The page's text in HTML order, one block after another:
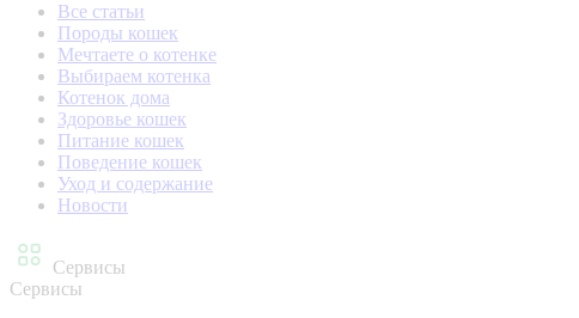
Все статьи
Породы кошек
Мечтаете о котенке
Выбираем котенка
Котенок дома
Здоровье кошек
Питание кошек
Поведение кошек
Уход и содержание
Новости
Сервисы
Сервисы